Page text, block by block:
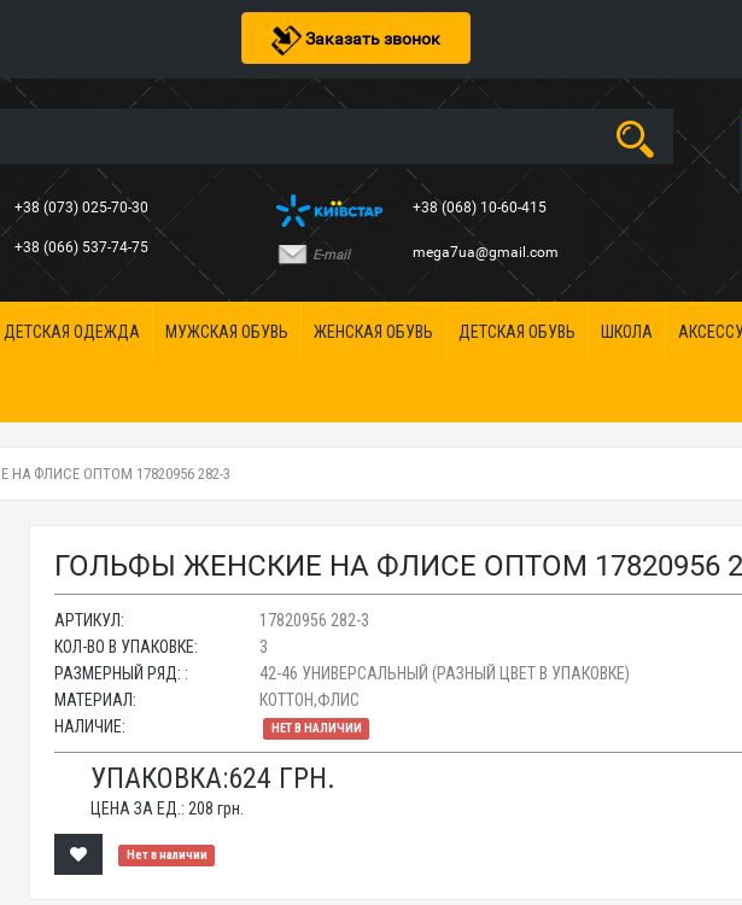
Заказать звонок
+38 (073) 025-70-30
+38 (066) 537-74-75
+38 (068) 10-60-415
E-mail mega7ua@gmail.com
ДЕТСКАЯ ОДЕЖДА МУЖСКАЯ ОБУВЬ ЖЕНСКАЯ ОБУВЬ ДЕТСКАЯ ОБУВЬ ШКОЛА
ФЛИСЕ ОПТОМ 17820956 282-3
ГОЛЬФЫ ЖЕНСКИЕ НА ФЛИСЕ ОПТОМ 17820956
АРТИКУЛ:
17820956 282-3
КОЛ-ВО В УПАКОВКЕ:
3
РАЗМЕРНЫЙ РЯД: :
42-46 УНИВЕРСАЛЬНЫЙ (РАЗНЫЙ ЦВЕТ В УПАКОВКЕ)
МАТЕРИАЛ:
КОТТОН,ФЛИС
НАЛИЧИЕ:
НЕТ В НАЛИЧИИ
УПАКОВКА:624 ГРН.
ЦЕНА ЗА ЕД.: 208 грн.
Нет в наличии